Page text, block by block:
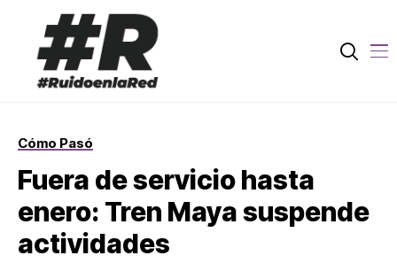
Cómo Pasó
Fuera de servicio hasta
enero: Tren Maya suspende
actividades